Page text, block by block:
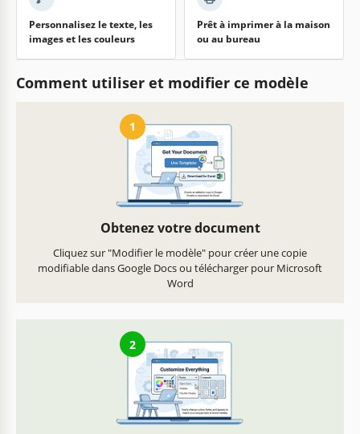
Personnalisez le texte, les
images et les couleurs
Prêt à imprimer à la maison
ou au bureau
Comment utiliser et modifier ce modèle
1
Obtenez votre document
Cliquez sur "Modifier le modèle" pour créer une copie
modifiable dans Google Docs ou télécharger pour Microsoft
Word
2